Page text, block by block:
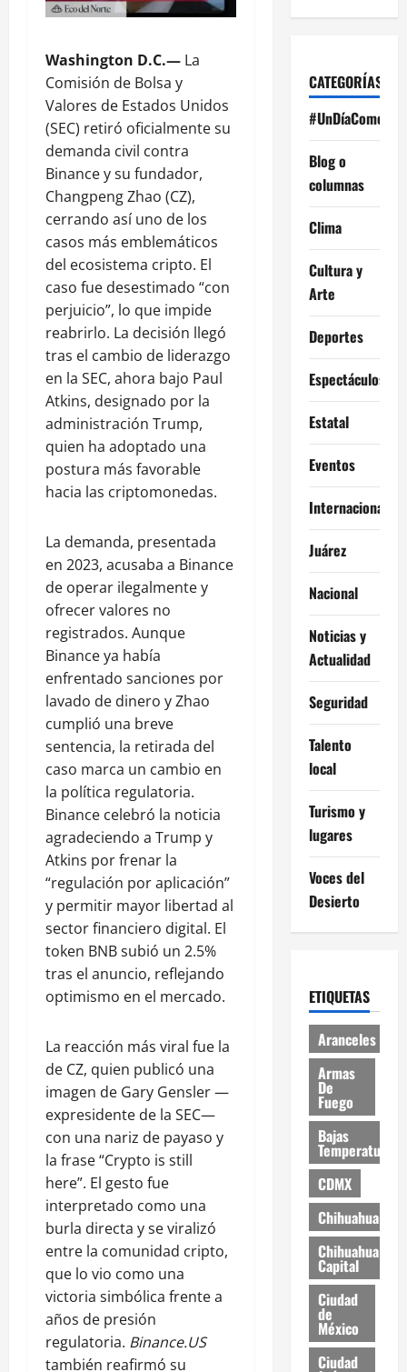
Washington D.C.— La
Comisión de Bolsa y
Valores de Estados Unidos
(SEC) retiró oficialmente su
demanda civil contra
Binance y su fundador,
Changpeng Zhao (CZ),
cerrando así uno de los
casos más emblemáticos
del ecosistema cripto. El
caso fue desestimado “con
perjuicio”, lo que impide
reabrirlo. La decisión llegó
tras el cambio de liderazgo
en la SEC, ahora bajo Paul
Atkins, designado por la
administración Trump,
quien ha adoptado una
postura más favorable
hacia las criptomonedas.
La demanda, presentada
en 2023, acusaba a Binance
de operar ilegalmente y
ofrecer valores no
registrados. Aunque
Binance ya había
enfrentado sanciones por
lavado de dinero y Zhao
cumplió una breve
sentencia, la retirada del
caso marca un cambio en
la política regulatoria.
Binance celebró la noticia
agradeciendo a Trump y
Atkins por frenar la
“regulación por aplicación”
y permitir mayor libertad al
sector financiero digital. El
token BNB subió un 2.5%
tras el anuncio, reflejando
optimismo en el mercado.
La reacción más viral fue la
de CZ, quien publicó una
imagen de Gary Gensler —
expresidente de la SEC—
con una nariz de payaso y
la frase “Crypto is still
here”. El gesto fue
interpretado como una
burla directa y se viralizó
entre la comunidad cripto,
que lo vio como una
victoria simbólica frente a
años de presión
regulatoria. Binance.US
también reafirmó su
CATEGORÍAS
#UnDíaComoHoy
Blog o
columnas
Clima
Cultura y
Arte
Deportes
Espectáculos
Estatal
Eventos
Internacional
Juárez
Nacional
Noticias y
Actualidad
Seguridad
Talento
local
Turismo y
lugares
Voces del
Desierto
ETIQUETAS
Aranceles
Armas
De
Fuego
Bajas
Temperaturas
CDMX
Chihuahua
Chihuahua
Capital
Ciudad
de
México
Ciudad